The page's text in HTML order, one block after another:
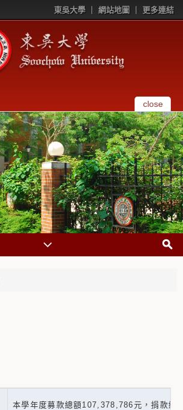
東吳大學 網站地圖 更多連結
close
本學年度募款總額107,378,786元，捐款總